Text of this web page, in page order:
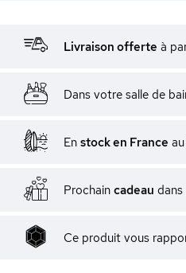
Livraison offerte à
Dans votre salle de
En stock en France
Prochain cadeau dans
Ce produit vous